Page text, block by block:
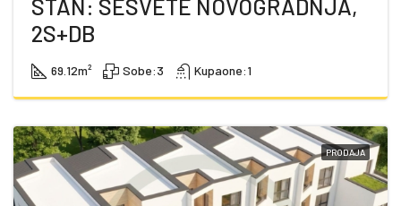
STAN: SESVETE NOVOGRADNJA,
2S+DB
69.12m² Sobe:3 Kupaone:1
PRODAJA